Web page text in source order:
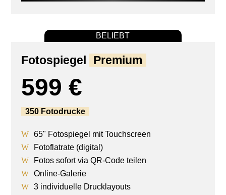
BELIEBT
Fotospiegel Premium
599 €
350 Fotodrucke
65" Fotospiegel mit Touchscreen
Fotoflatrate (digital)
Fotos sofort via QR-Code teilen
Online-Galerie
3 individuelle Drucklayouts